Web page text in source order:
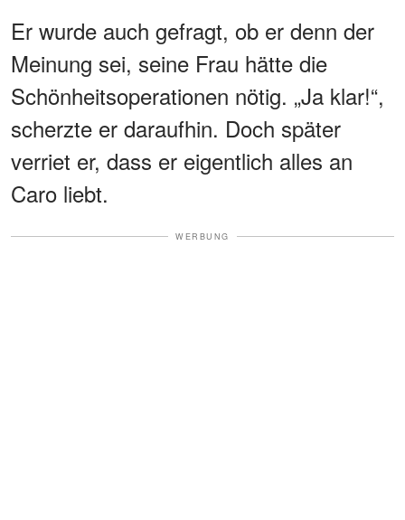
Er wurde auch gefragt, ob er denn der
Meinung sei, seine Frau hätte die
Schönheitsoperationen nötig. „Ja klar!“,
scherzte er daraufhin. Doch später
verriet er, dass er eigentlich alles an
Caro liebt.
WERBUNG